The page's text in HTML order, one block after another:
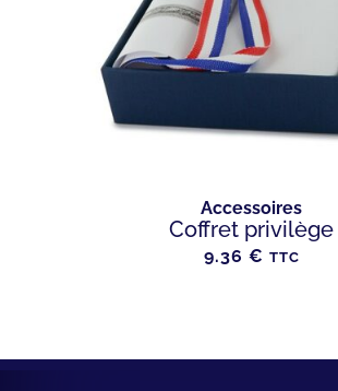
Accessoires
Coffret privilège
9.36 € TTC